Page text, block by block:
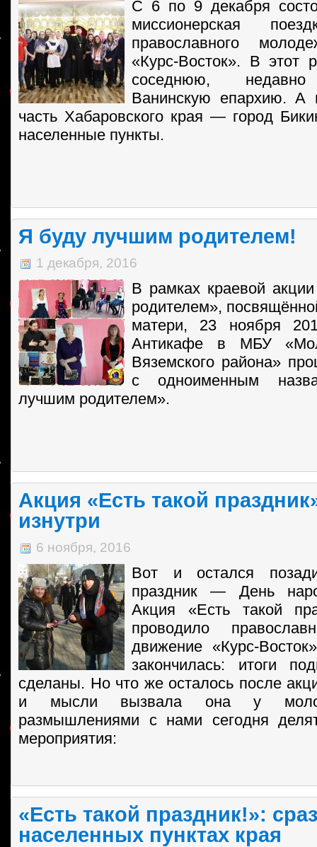
С 6 по 9 декабря
миссионерская
православного
«Курс-Восток». В этот
соседнюю, недавно
Ванинскую епархию.
часть Хабаровского края — город
населенные пункты.
Я буду лучшим родителем!
1 декабря, 2016
В рамках краевой
родителем»,
матери, 23 ноября
Антикафе в МБУ
Вяземского района»
с одноименным
лучшим родителем».
Акция «Есть такой
изнутри
6 ноября, 2016
Вот и остался
праздник — День
Акция «Есть такой
проводило
движение «Курс-
закончилась: итоги
сделаны. Но что же осталось после
и мысли вызвала она у
размышлениями с нами сегодня
мероприятия:
«Есть такой праздник!»:
населенных пунктах края